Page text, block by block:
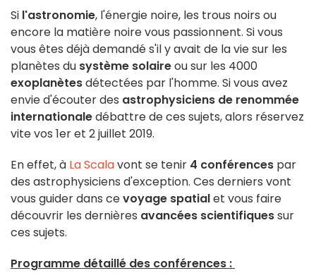
Si l'astronomie, l'énergie noire, les trous noirs ou
encore la matière noire vous passionnent. Si vous
vous êtes déjà demandé s'il y avait de la vie sur les
planètes du système solaireou sur les 4000
exoplanètesdétectées par l'homme. Si vous avez
envie d'écouter des astrophysiciens de renommée
internationaledébattre de ces sujets, alors réservez
vite vos 1er et 2 juillet 2019.
En effet, à La Scalavont se tenir 4 conférences par
des astrophysiciens d'exception. Ces derniers vont
vous guider dans cevoyage spatialet vous faire
découvrir les dernières avancées scientifiquessur
ces sujets.
Programme détaillé des conférences :